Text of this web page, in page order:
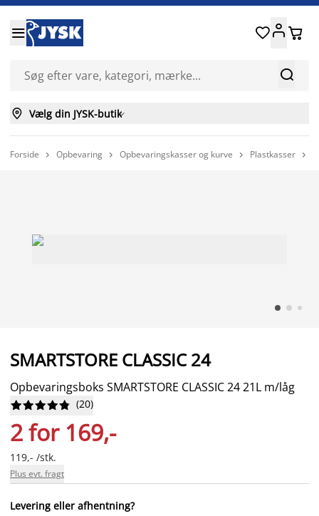


 
 Vælg din JYSK-butik
Forside  Opbevaring  Opbevaringskasser og kurve  Plastkasser 
SMARTSTORE CLASSIC 24
Opbevaringsboks SMARTSTORE CLASSIC 24 21L m/låg





 (20)
2 for 169,-
119,- /stk.
Plus evt. fragt
Levering eller afhentning?